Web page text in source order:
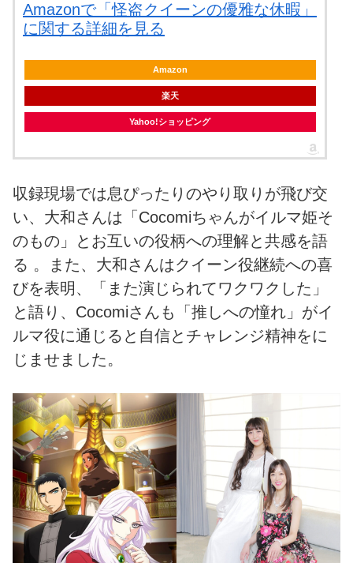
Amazonで「怪盗クイーンの優雅な休暇」
に関する詳細を見る
Amazon
楽天
Yahoo!ショッピング
収録現場では息ぴったりのやり取りが飛び交
い、大和さんは「Cocomiちゃんがイルマ姫そ
のもの」とお互いの役柄への理解と共感を語
る 。また、大和さんはクイーン役継続への喜
びを表明、「また演じられてワクワクした」
と語り、Cocomiさんも「推しへの憧れ」がイ
ルマ役に通じると自信とチャレンジ精神をに
じませました。